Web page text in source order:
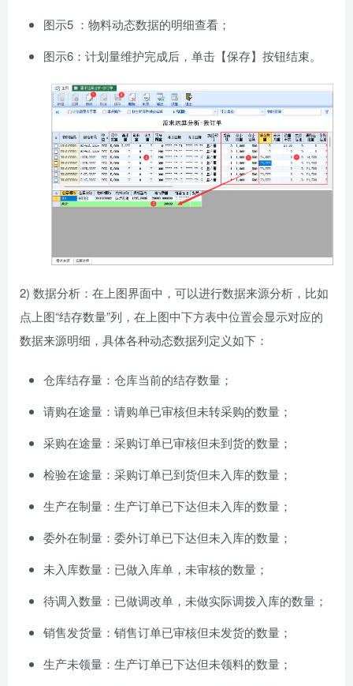
图示5 ：物料动态数据的明细查看；
图示6：计划量维护完成后，单击【保存】按钮结束。
2) 数据分析：在上图界面中，可以进行数据来源分析，比如
点上图“结存数量”列，在上图中下方表中位置会显示对应的
数据来源明细，具体各种动态数据列定义如下：
仓库结存量：仓库当前的结存数量；
请购在途量：请购单已审核但未转采购的数量；
采购在途量：采购订单已审核但未到货的数量；
检验在途量：采购订单已到货但未入库的数量；
生产在制量：生产订单已下达但未入库的数量；
委外在制量：委外订单已下达但未入库的数量；
未入库数量：已做入库单，未审核的数量；
待调入数量：已做调改单，未做实际调拨入库的数量；
销售发货量：销售订单已审核但未发货的数量；
生产未领量：生产订单已下达但未领料的数量；